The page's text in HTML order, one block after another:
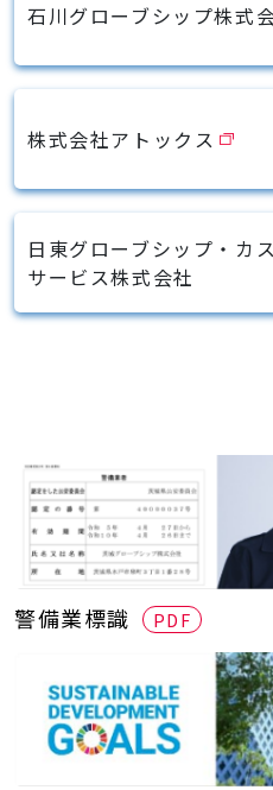
石川グローブシップ株式
株式会社アトックス
日東グローブシップ・カ
サービス株式会社
警備業標識